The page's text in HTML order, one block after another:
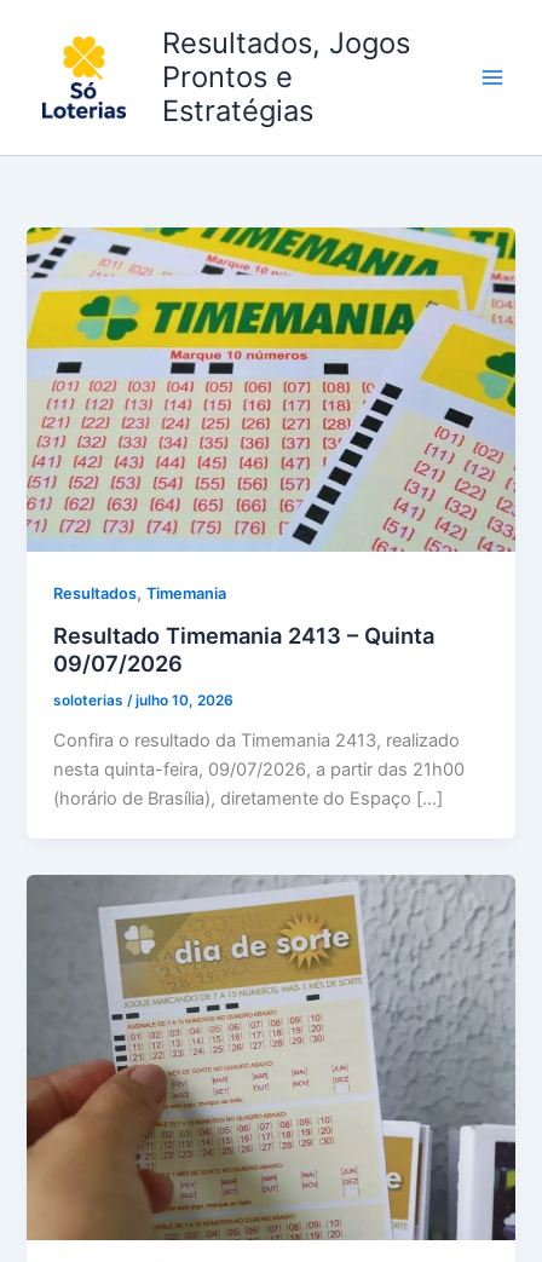
conteúdo
Resultados, Jogos
Prontos e
Estratégias
Resultados,Timemania
Resultado Timemania 2413 – Quinta
09/07/2026
soloterias /julho 10, 2026
Confira o resultado da Timemania 2413, realizado
nesta quinta-feira, 09/07/2026, a partir das 21h00
(horário de Brasília), diretamente do Espaço […]